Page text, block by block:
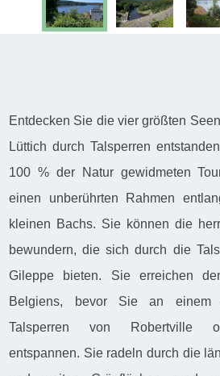
Entdecken Sie die vier größten
Lüttich durch Talsperren
100 % der Natur gewidmeten
einen unberührten Rahmen
kleinen Bachs. Sie können die
bewundern, die sich durch die
Gileppe bieten. Sie erreichen
Belgiens, bevor Sie an einem
Talsperren von Robertville
entspannen. Sie radeln durch die